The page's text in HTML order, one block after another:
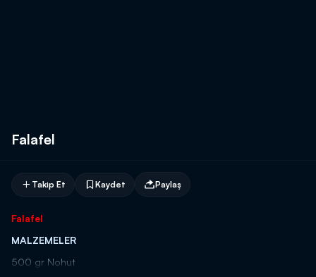
Falafel
Takip Et Kaydet Paylaş
Falafel
MALZEMELER
500 gr Nohut